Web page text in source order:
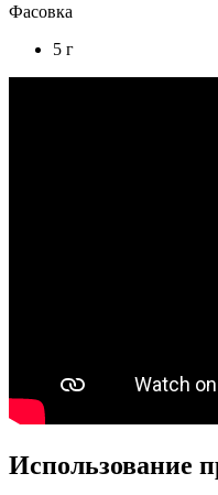
Фасовка
5 г
Использование